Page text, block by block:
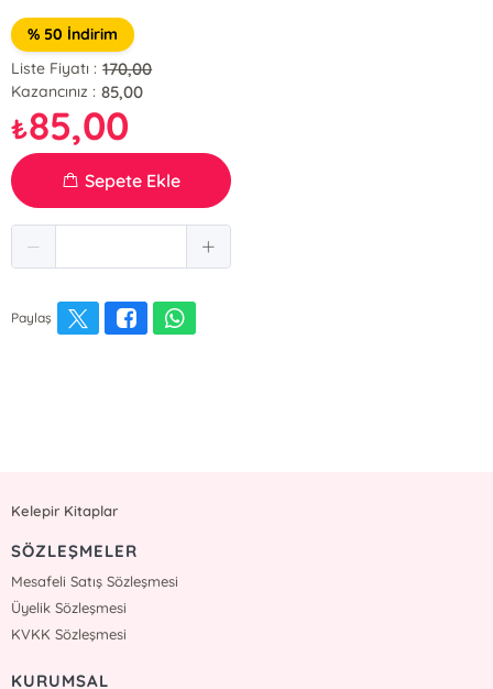
% 50 İndirim
Liste Fiyatı : 170,00
Kazancınız : 85,00
₺85,00
Sepete Ekle
Paylaş
Kelepir Kitaplar
SÖZLEŞMELER
Mesafeli Satış Sözleşmesi
Üyelik Sözleşmesi
KVKK Sözleşmesi
KURUMSAL